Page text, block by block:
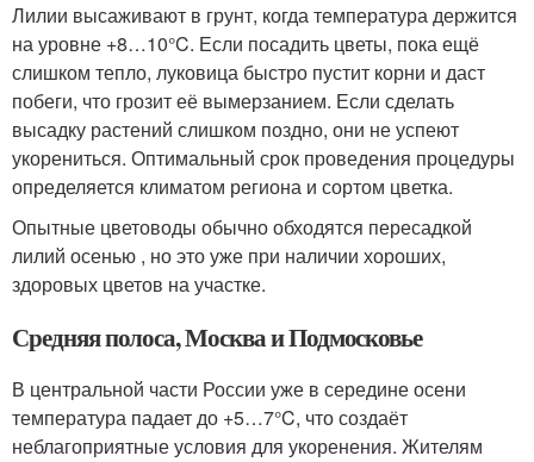
Лилии высаживают в грунт, когда температура держится
на уровне +8…10°C. Если посадить цветы, пока ещё
слишком тепло, луковица быстро пустит корни и даст
побеги, что грозит её вымерзанием. Если сделать
высадку растений слишком поздно, они не успеют
укорениться. Оптимальный срок проведения процедуры
определяется климатом региона и сортом цветка.
Опытные цветоводы обычно обходятся пересадкой
лилий осенью , но это уже при наличии хороших,
здоровых цветов на участке.
Средняя полоса, Москва и Подмосковье
В центральной части России уже в середине осени
температура падает до +5…7°C, что создаёт
неблагоприятные условия для укоренения. Жителям